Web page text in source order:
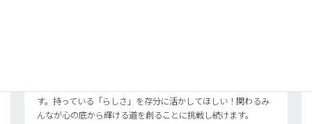
す。持っている「らしさ」を存分に活かしてほしい！関わるみ
んなが心の底から輝ける道を創ることに挑戦し続けます。